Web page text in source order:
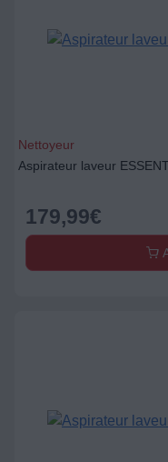
Nettoyeur
Aspirateur laveur
179,99€